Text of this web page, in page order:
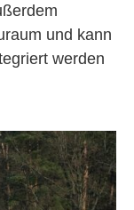
und kann
werden